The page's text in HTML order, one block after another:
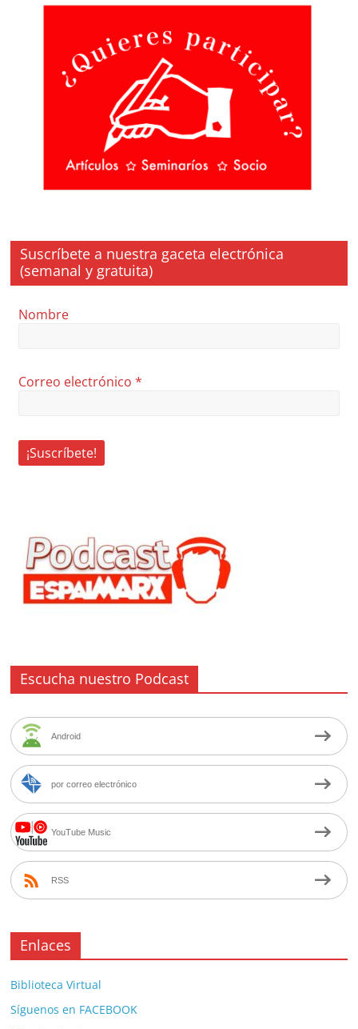
Suscríbete a nuestra gaceta electrónica
(semanal y gratuita)
Nombre
Correo electrónico*
Escucha nuestro Podcast
Android
por correo electrónico
YouTube Music
RSS
Enlaces
Biblioteca Virtual
Síguenos en FACEBOOK